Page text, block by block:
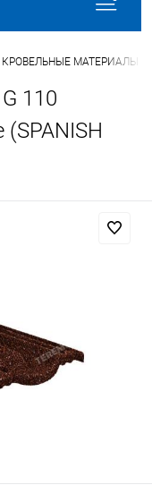
КРОВЕЛЬНЫЕ МАТЕРИАЛЫ
110
(SPANISH